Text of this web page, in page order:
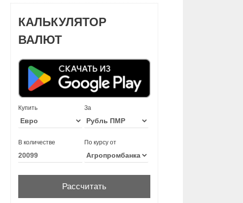
КАЛЬКУЛЯТОР
ВАЛЮТ
Купить За
В количестве По курсу от